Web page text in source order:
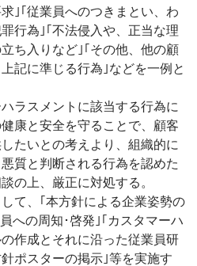
｣｢従業員へのつきまとい、わ
行為｣｢不法侵入や、正当な理
ち入りなど｣｢その他、他の顧
記に準じる行為｣などを一例と
ラスメントに該当する行為に
康と安全を守ることで、顧客
たいとの考えより、組織的に
質と判断される行為を認めた
の上、厳正に対処する。
て、｢本方針による企業姿勢の
への周知･啓発｣｢カスタマーハ
作成とそれに沿った従業員研
ポスターの掲示｣等を実施す